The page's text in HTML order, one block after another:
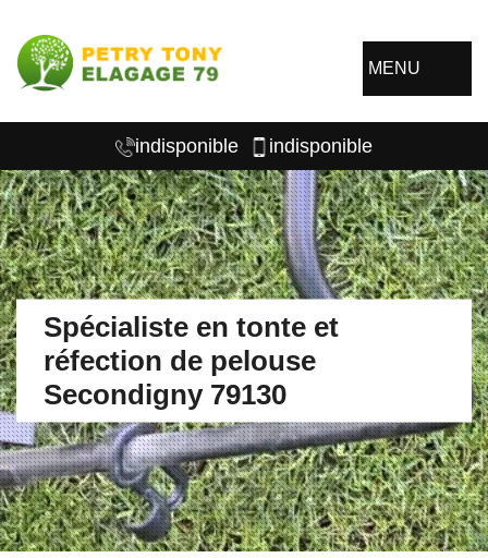
MENU
indisponible indisponible
Spécialiste en tonte et
réfection de pelouse
Secondigny 79130